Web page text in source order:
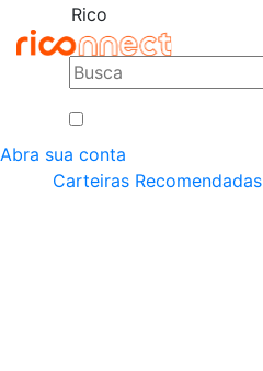
Rico
Abra sua conta
Carteiras Recomendadas